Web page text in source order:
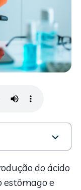
as causas?
do ácido
estômago e